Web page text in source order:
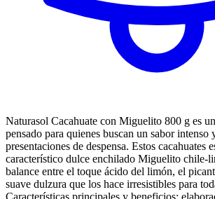
Naturasol Cacahuate con Miguelito 800 g es
pensado para quienes buscan un sabor intenso
presentaciones de despensa. Estos cacahuates
característico dulce enchilado Miguelito chile-
balance entre el toque ácido del limón, el
suave dulzura que los hace irresistibles para
Características principales y beneficios: